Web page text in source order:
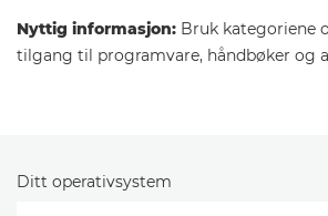
Nyttig informasjon: Bruk kategoriene
tilgang til programvare, håndbøker og
Ditt operativsystem